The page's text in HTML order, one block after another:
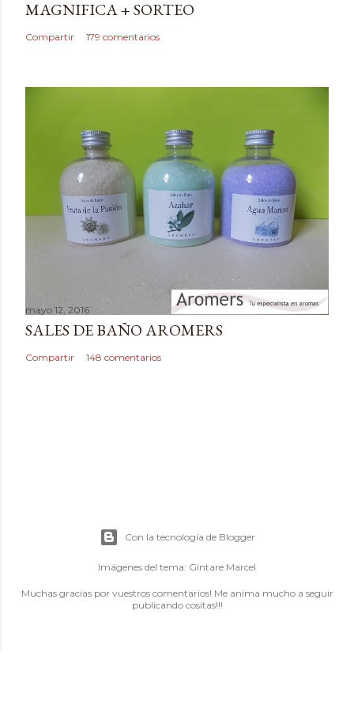
n
c
o
MAGNIFICA + SORTEO
Compartir 179 comentarios
mayo 12, 2016
SALES DE BAÑO AROMERS
Compartir 148 comentarios
Con la tecnología de Blogger
Imágenes del tema: Gintare Marcel
Muchas gracias por vuestros comentarios! Me anima mucho a seguir
publicando cositas!!!